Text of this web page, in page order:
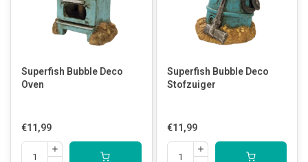
Superfish Bubble Deco
Oven
€11,99
Superfish Bubble Deco
Stofzuiger
€11,99